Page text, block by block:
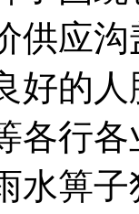
供应
好的
各行
水箅